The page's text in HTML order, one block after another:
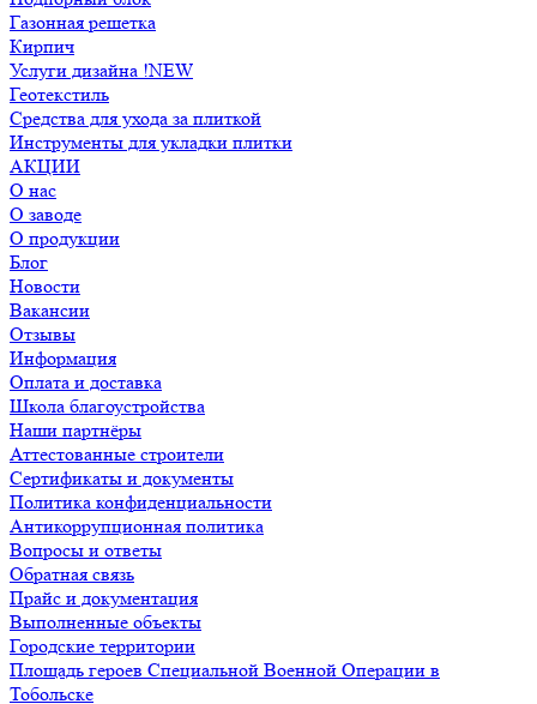
Газонная решетка
Кирпич
Услуги дизайна !NEW
Геотекстиль
Средства для ухода за плиткой
Инструменты для укладки плитки
АКЦИИ
О нас
О заводе
О продукции
Блог
Новости
Вакансии
Отзывы
Информация
Оплата и доставка
Школа благоустройства
Наши партнёры
Аттестованные строители
Сертификаты и документы
Политика конфиденциальности
Антикоррупционная политика
Вопросы и ответы
Обратная связь
Прайс и документация
Выполненные объекты
Городские территории
Площадь героев Специальной Военной Операции в
Тобольске